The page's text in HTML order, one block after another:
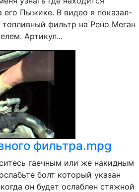
его Пыжике. В видео я показал-
топливный фильтр на Рено Меган
Артикул...
фильтра.mpg
гаечным или же накидным
болт который указан
он будет ослаблен стяжной